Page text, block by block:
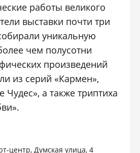
работы великого
выставки почти три
уникальную
чем полусотни
произведений
из серий «Кармен»,
Чудес», а также триптиха
центр, Думская улица, 4